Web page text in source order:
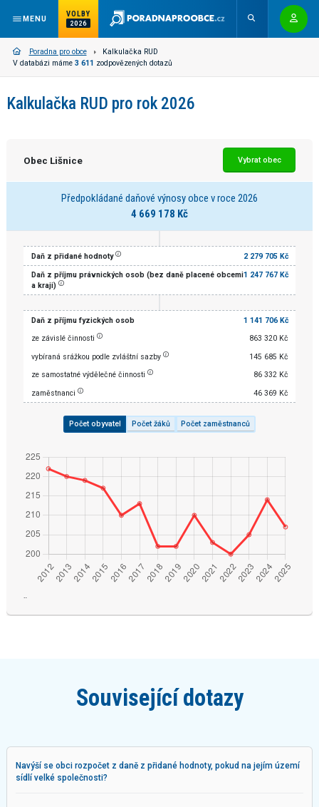
MENU
VOLBY
2026
Poradna pro obce
Kalkulačka RUD
V databázi máme 3 611 zodpovězených dotazů
Kalkulačka RUD pro rok 2026
Obec Lišnice Vybrat obec
Předpokládané daňové výnosy obce v roce 2026
4 669 178 Kč
Daň z přidané hodnoty 2 279 705 Kč
Daň z příjmu právnických osob (bez daně placené obcemi
a kraji)
1 247 767 Kč
Daň z příjmu fyzických osob
1 141 706 Kč
ze závislé činnosti
863 320 Kč
vybíraná srážkou podle zvláštní sazby
145 685 Kč
ze samostatné výdělečné činnosti
86 332 Kč
zaměstnanci
46 369 Kč
Počet obyvatel Počet žáků Počet zaměstnanců
¨
Související dotazy
Navýší se obci rozpočet z daně z přidané hodnoty, pokud na jejím území
sídlí velké společnosti?